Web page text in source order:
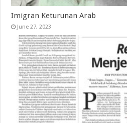
Imigran Keturunan Arab
June 27, 2023